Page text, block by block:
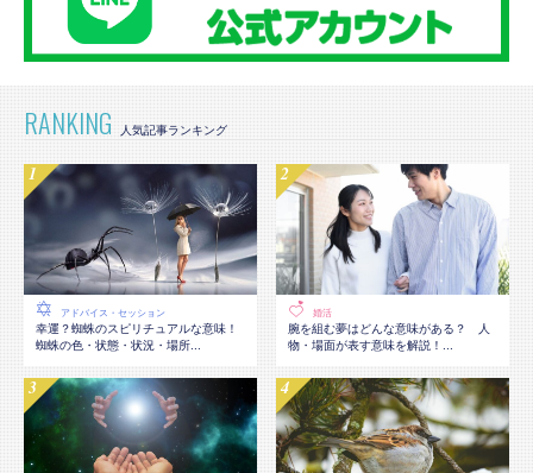
RANKING
アドバイス・セッション
幸運？蜘蛛のスピリチュアルな意味！
蜘蛛の色・状態・状況・場所...
婚活
腕を組む夢はどんな意味がある？ 人
物・場面が表す意味を解説！...